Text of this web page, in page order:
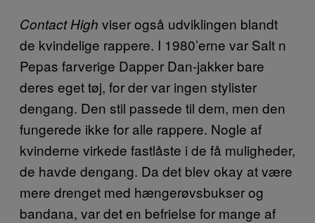
Contact High viser også udviklingen blandt
de kvindelige rappere. I 1980’erne var Salt n
Pepas farverige Dapper Dan-jakker bare
deres eget tøj, for der var ingen stylister
dengang. Den stil passede til dem, men den
fungerede ikke for alle rappere. Nogle af
kvinderne virkede fastlåste i de få muligheder,
de havde dengang. Da det blev okay at være
mere drenget med hængerøvsbukser og
bandana, var det en befrielse for mange af